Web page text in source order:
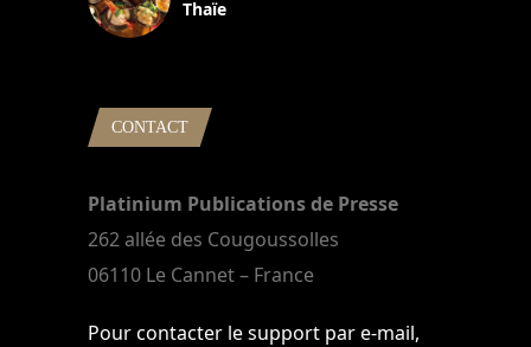
Thaïe
CONTACT
Platinium Publications de Presse
262 allée des Cougoussolles
06110 Le Cannet – France
Pour contacter le support par e-mail,